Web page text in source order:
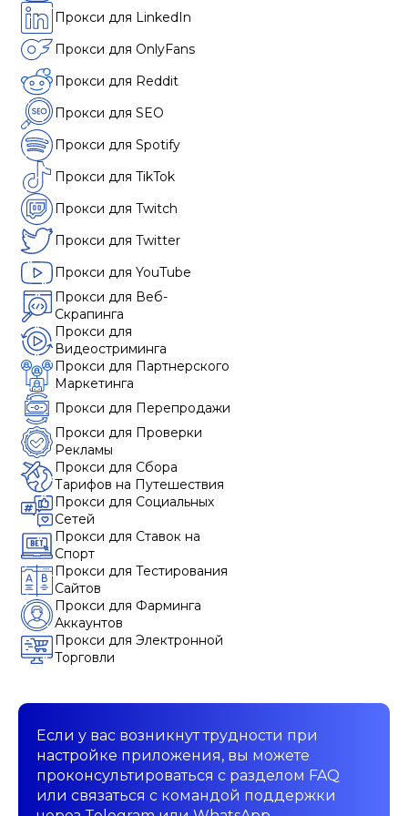
Прокси для LinkedIn
Прокси для OnlyFans
Прокси для Reddit
Прокси для SEO
Прокси для Spotify
Прокси для TikTok
Прокси для Twitch
Прокси для Twitter
Прокси для YouTube
Прокси для Веб-
Скрапинга
Прокси для
Видеостриминга
Прокси для Партнерского
Маркетинга
Прокси для Перепродажи
Прокси для Проверки
Рекламы
Прокси для Сбора
Тарифов на Путешествия
Прокси для Социальных
Сетей
Прокси для Ставок на
Спорт
Прокси для Тестирования
Сайтов
Прокси для Фарминга
Аккаунтов
Прокси для Электронной
Торговли
Если у вас возникнут трудности при
настройке приложения, вы можете
проконсультироваться с разделом FAQ
или связаться с командой поддержки